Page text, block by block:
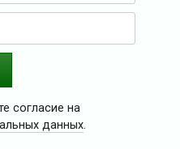
согласие на
данных.